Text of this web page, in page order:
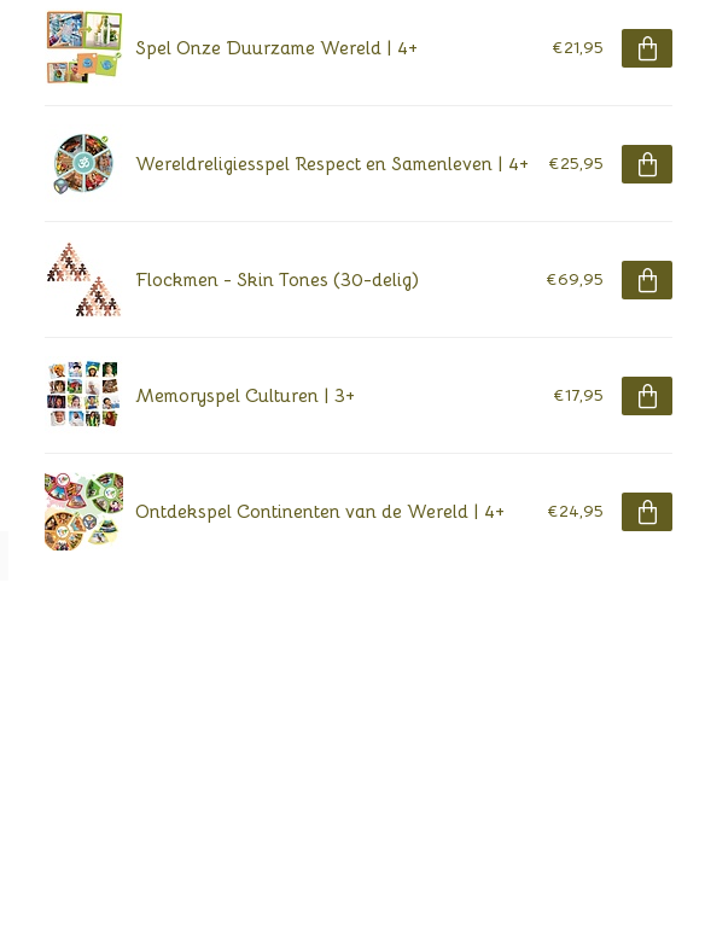
Spel Onze Duurzame Wereld | 4+ €21,95
Wereldreligiesspel Respect en Samenleven | 4+ €25,95
Flockmen - Skin Tones (30-delig) €69,95
Memoryspel Culturen | 3+ €17,95
Ontdekspel Continenten van de Wereld | 4+ €24,95